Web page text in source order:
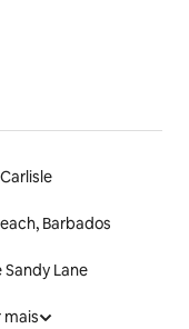
Barbados
Sandy Lane
mais